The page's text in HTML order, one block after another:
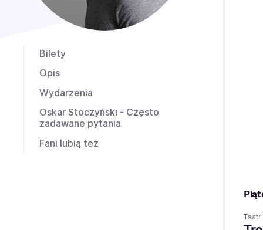
Bilety
Opis
Wydarzenia
Oskar Stoczyński - Często
zadawane pytania
Fani lubią też